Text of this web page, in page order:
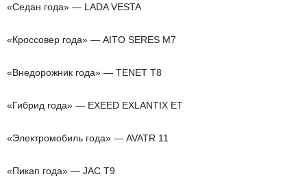
«Седан года» — LADA VESTA
«Кроссовер года» — AITO SERES M7
«Внедорожник года» — TENET T8
«Гибрид года» — EXEED EXLANTIX ET
«Электромобиль года» — AVATR 11
«Пикап года» — JAC T9